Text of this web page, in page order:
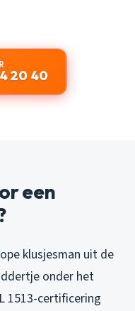
20 40
een
klusjesman uit de
onder het
1513-certificering